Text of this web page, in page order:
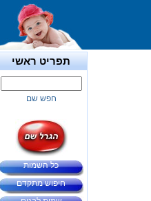
תפריט ראשי
חפש שם
כל השמות
חיפוש מתקדם